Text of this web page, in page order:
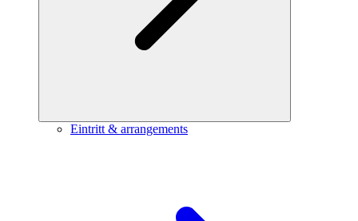
Eintritt & arrangements